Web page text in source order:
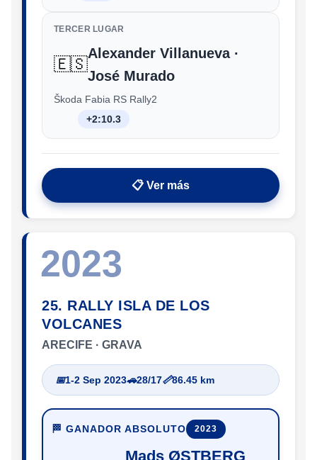
TERCER LUGAR
🇪🇸
Alexander Villanueva ·
José Murado
Škoda Fabia RS Rally2
+2:10.3
📋 Ver más
2023
25. RALLY ISLA DE LOS
VOLCANES
ARECIFE · GRAVA
📅1-2 Sep 2023🚗28/17📏86.45 km
🏁 GANADOR ABSOLUTO 2023
Mads ØSTBERG